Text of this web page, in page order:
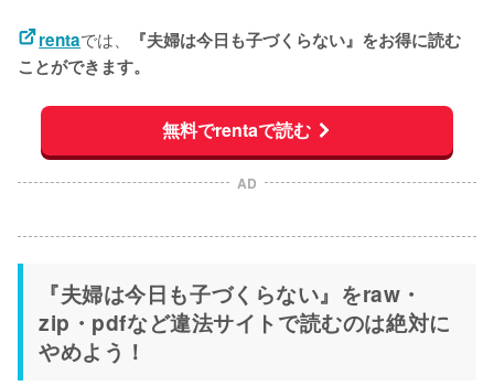
rentaでは、
『夫婦は今日も子づくらない』をお得に読む
ことができます。
無料でrentaで読む
AD
『夫婦は今日も子づくらない』をraw・
zip・pdfなど違法サイトで読むのは絶対に
やめよう！